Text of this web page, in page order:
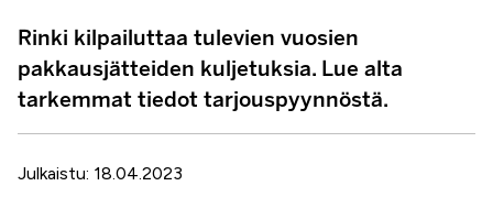
Rinki kilpailuttaa tulevien vuosien
pakkausjätteiden kuljetuksia. Lue alta
tarkemmat tiedot tarjouspyynnöstä.
Julkaistu: 18.04.2023